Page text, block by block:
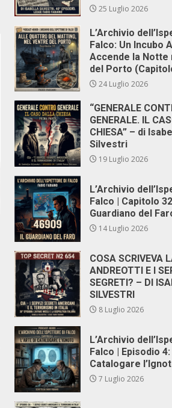
25 Luglio 2026
L’Archivio
Falco: Un Incubo
Accende la Notte
del Porto
24 Luglio 2026
“GENERALE
GENERALE. IL
CHIESA” – di
Silvestri
19 Luglio 2026
L’Archivio
Falco | Capitolo
Guardiano del
14 Luglio 2026
COSA SCRIVEVA
ANDREOTTI E I
SEGRETI? – DI
SILVESTRI
8 Luglio 2026
L’Archivio
Falco | Episodio 4:
Catalogare
7 Luglio 2026